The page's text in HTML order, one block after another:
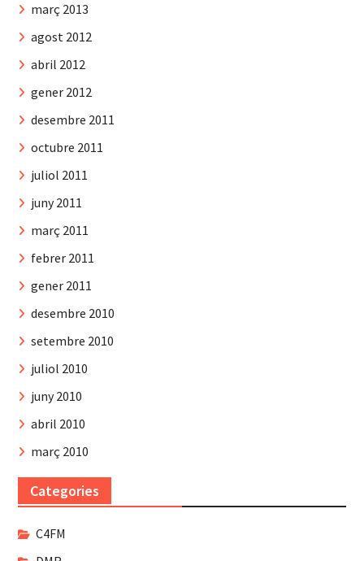
març 2013
agost 2012
abril 2012
gener 2012
desembre 2011
octubre 2011
juliol 2011
juny 2011
març 2011
febrer 2011
gener 2011
desembre 2010
setembre 2010
juliol 2010
juny 2010
abril 2010
març 2010
Categories
C4FM